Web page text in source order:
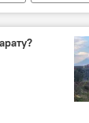
служба